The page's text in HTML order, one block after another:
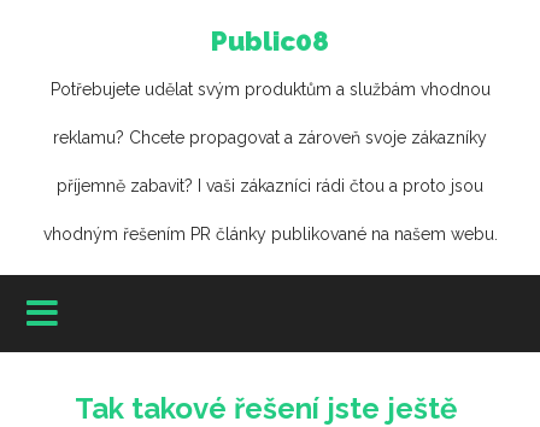
Public08
Potřebujete udělat svým produktům a službám vhodnou
reklamu? Chcete propagovat a zároveň svoje zákazníky
příjemně zabavit? I vaši zákazníci rádi čtou a proto jsou
vhodným řešením PR články publikované na našem webu.
Tak takové řešení jste ještě